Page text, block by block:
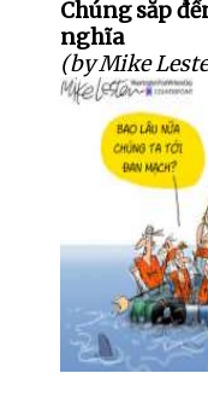
Chúng sắp
nghĩa
(by Mike